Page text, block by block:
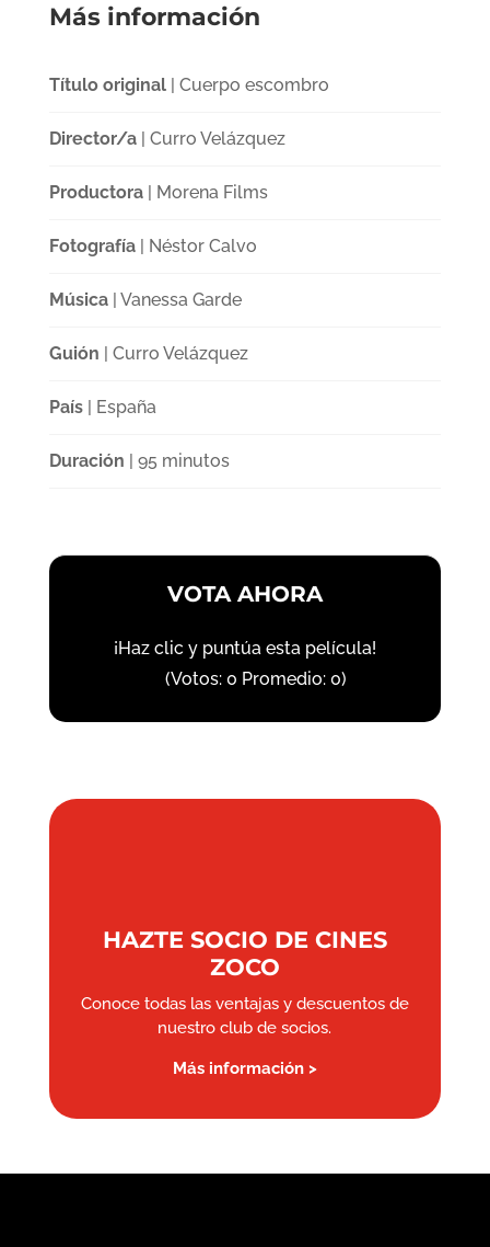
Más información
Título original| Cuerpo escombro
Director/a| Curro Velázquez
Productora| Morena Films
Fotografía| Néstor Calvo
Música| Vanessa Garde
Guión | Curro Velázquez
País| España
Duración | 95 minutos
VOTA AHORA
¡Haz clic y puntúa esta película!
(Votos: 0 Promedio: 0)
HAZTE SOCIO DE CINES
ZOCO
Conoce todas las ventajas y descuentos de
nuestro club de socios.
Más información >